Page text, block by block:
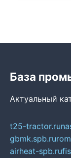
База
Актуальный
t25-tractor.ru
gbmk.spb.ru
airheat-spb.ru